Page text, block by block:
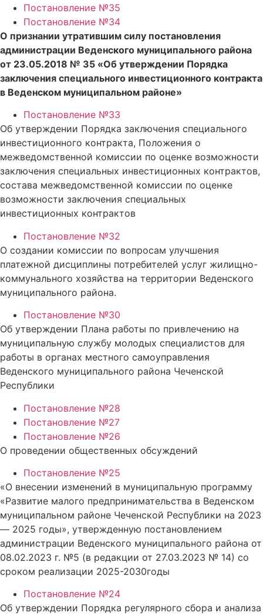
Постановление №35
Постановление №34
О признании утратившим силу постановления
администрации Веденского муниципального района
от 23.05.2018 № 35 «Об утверждении Порядка
заключения специального инвестиционного контракта
в Веденском муниципальном районе»
Постановление №33
Об утверждении Порядка заключения специального
инвестиционного контракта, Положения о
межведомственной комиссии по оценке возможности
заключения специальных инвестиционных контрактов,
состава межведомственной комиссии по оценке
возможности заключения специальных
инвестиционных контрактов
Постановление №32
О создании комиссии по вопросам улучшения
платежной дисциплины потребителей услуг жилищно-
коммунального хозяйства на территории Веденского
муниципального района.
Постановление №30
Об утверждении Плана работы по привлечению на
муниципальную службу молодых специалистов для
работы в органах местного самоуправления
Веденского муниципального района Чеченской
Республики
Постановление №28
Постановление №27
Постановление №26
О проведении общественных обсуждений
Постановление №25
«О внесении изменений в муниципальную программу
«Развитие малого предпринимательства в Веденском
муниципальном районе Чеченской Республики на 2023
— 2025 годы», утвержденную постановлением
администрации Веденского муниципального района от
08.02.2023 г. №5 (в редакции от 27.03.2023 № 14) со
сроком реализации 2025-2030годы
Постановление №24
Об утверждении Порядка регулярного сбора и анализа